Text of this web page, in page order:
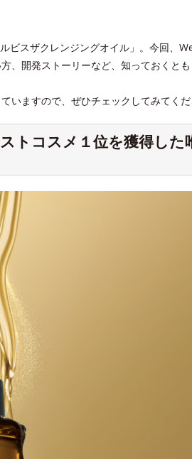
ビスザクレンジングオイル」。今回、
、開発ストーリーなど、知っておくとも
いますので、ぜひチェックしてみてくだ
トコスメ１位を獲得した